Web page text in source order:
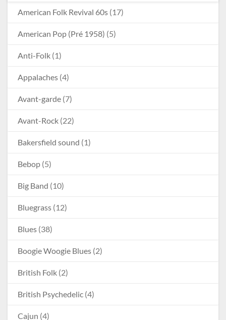
American Folk Revival 60s (17)
American Pop (Pré 1958) (5)
Anti-Folk (1)
Appalaches (4)
Avant-garde (7)
Avant-Rock (22)
Bakersfield sound (1)
Bebop (5)
Big Band (10)
Bluegrass (12)
Blues (38)
Boogie Woogie Blues (2)
British Folk (2)
British Psychedelic (4)
Cajun (4)